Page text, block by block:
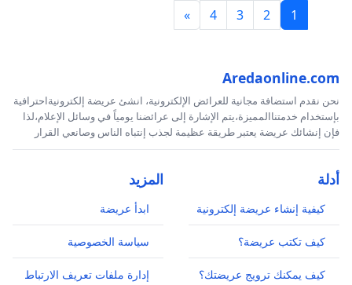
1
2
3
4
»
Aredaonline.com
نحن نقدم استضافة مجانية للعرائض الإلكترونية، انشئ عريضة إلكترونيةاحترافية
بإستخدام خدمتناالمميزة،يتم الإشارة إلى عرائضنا يومياً في وسائل الإعلام،لذا
فإن إنشائك عريضة يعتبر طريقة عظيمة لجذب إنتباه الناس وصانعي القرار
أدلة
كيفية إنشاء عريضة إلكترونية
كيف تكتب عريضة؟
كيف يمكنك ترويج عريضتك؟
المزيد
ابدأ عريضة
سياسة الخصوصية
إدارة ملفات تعريف الارتباط